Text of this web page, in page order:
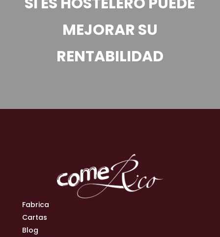
MEJORAR SU
RENTABILIDAD
Fabrica
Cartas
Blog